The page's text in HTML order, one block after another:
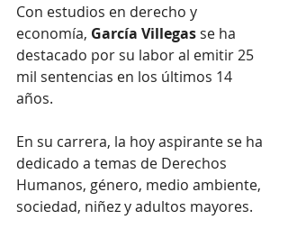
Con estudios en derecho y
economía, García Villegas se ha
destacado por su labor al emitir 25
mil sentencias en los últimos 14
años.
En su carrera, la hoy aspirante se ha
dedicado a temas de Derechos
Humanos, género, medio ambiente,
sociedad, niñez y adultos mayores.